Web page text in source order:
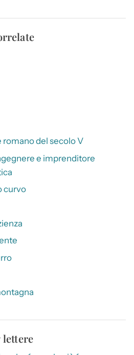
romano del secolo V
e imprenditore
curvo
lettere